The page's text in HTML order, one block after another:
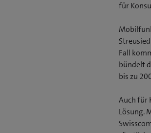
für
Fall
bündelt
bis zu
Auch für
Lösung.